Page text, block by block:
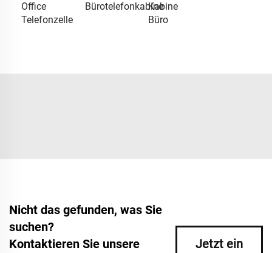
Office
Telefonzelle
BürotelefonkabineKabine
Büro
Nicht das gefunden, was Sie
suchen?
Kontaktieren Sie unsere
Jetzt ein